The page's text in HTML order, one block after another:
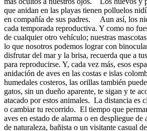
que anidan en las playas tienen polluelos
en compañía de sus padres. Aun así, los
cada temporada reproductiva. Y como no
de cualquier otro vehículo; nuestras
lo que nosotros podemos lograr con
disfrutar del mar y la brisa, recuerda que a
para reproducirse. Y, cada vez más, esos
anidación de aves en las costas e islas
humedales costeros, las orillas también
gatos, sin un dueño aparente, te sigan y te
atacado por estos animales. La distancia es
o cambiar tu recorrido. El tiempo que
aves en estado de alarma o en despliegue
de naturaleza, bañista o un visitante casual